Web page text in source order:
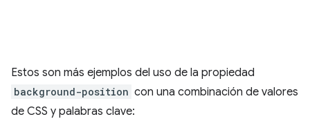
Estos son más ejemplos del uso de la propiedad
background-position con una combinación de valores
de CSS y palabras clave: